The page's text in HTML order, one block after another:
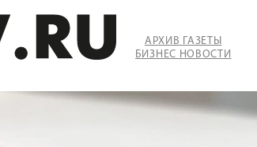
АРХИВ ГАЗЕТЫ
БИЗНЕС НОВОСТИ